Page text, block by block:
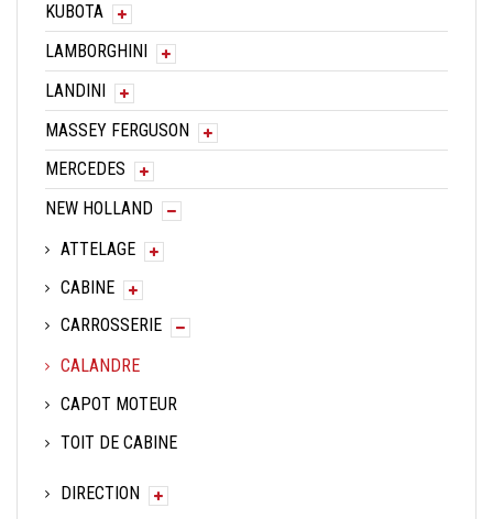
KUBOTA
LAMBORGHINI
LANDINI
MASSEY FERGUSON
MERCEDES
NEW HOLLAND
ATTELAGE
CABINE
CARROSSERIE
CALANDRE
CAPOT MOTEUR
TOIT DE CABINE
DIRECTION